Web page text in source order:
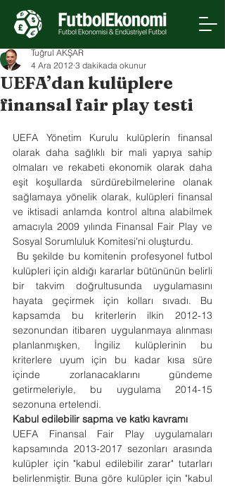
UEFA’dan kulüplere
finansal fair play testi
Tuğrul AKŞAR
4 Ara 2012 3 dakikada okunur
UEFA Yönetim Kurulu kulüplerin finansal
olarak daha sağlıklı bir mali yapıya sahip
olmaları ve rekabeti ekonomik olarak daha
eşit koşullarda sürdürebilmelerine olanak
sağlamaya yönelik olarak, kulüpleri finansal
ve iktisadi anlamda kontrol altına alabilmek
amacıyla 2009 yılında Finansal Fair Play ve
Sosyal Sorumluluk Komitesi'ni oluşturdu.
Bu şekilde bu komitenin profesyonel futbol
kulüpleri için aldığı kararlar bütününün belirli
bir takvim doğrultusunda uygulamasını
hayata geçirmek için kolları sıvadı. Bu
kapsamda bu kriterlerin ilkin 2012-13
sezonundan itibaren uygulanmaya alınması
planlanmışken, İngiliz kulüplerinin bu
kriterlere uyum için bu kadar kısa süre
içinde zorlanacaklarını gündeme
getirmeleriyle, bu uygulama 2014-15
sezonuna ertelendi.
Kabul edilebilir sapma ve katkı kavramı
UEFA Finansal Fair Play uygulamaları
kapsamında 2013-2017 sezonları arasında
kulüpler için "kabul edilebilir zarar" tutarları
belirlenmiştir. Buna göre kulüpler için "kabul